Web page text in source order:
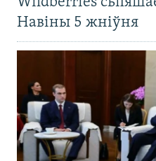
Навіны 5 жніўня